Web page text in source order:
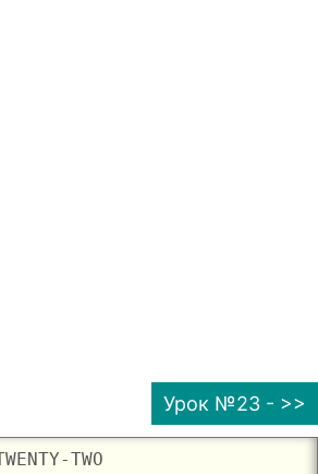
Урок №23 - >>